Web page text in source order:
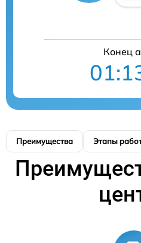
Конец
Преимущества Этапы